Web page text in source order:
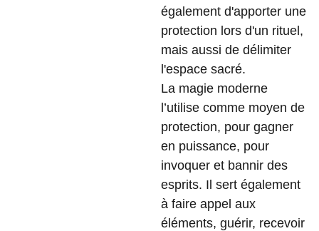
également d'apporter une
protection lors d'un rituel,
mais aussi de délimiter
l'espace sacré.
La magie moderne
l’utilise comme moyen de
protection, pour gagner
en puissance, pour
invoquer et bannir des
esprits. Il sert également
à faire appel aux
éléments, guérir, recevoir